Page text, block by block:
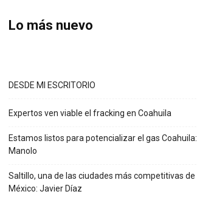
Lo más nuevo
DESDE MI ESCRITORIO
Expertos ven viable el fracking en Coahuila
Estamos listos para potencializar el gas Coahuila:
Manolo
Saltillo, una de las ciudades más competitivas de
México: Javier Díaz